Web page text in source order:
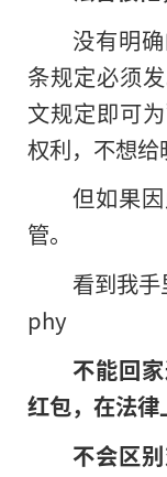
没有明
条规定必须
文规定即可
权利，不想给
但如果
管。
看到我
phy
不能回
红包，在法律
不会区